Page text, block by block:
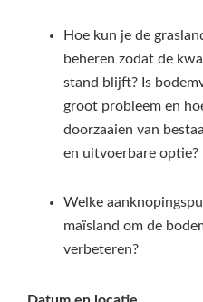
Hoe kun je de
beheren zodat de
stand blijft? Is
groot probleem en
doorzaaien van
en uitvoerbare optie?
Welke
maïsland om de
verbeteren?